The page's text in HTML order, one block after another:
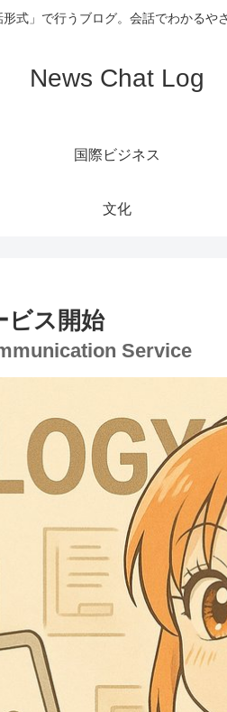
式」で行うブログ。会話でわかるや
News Chat Log
国際ビジネス
文化
ビス開始
Service